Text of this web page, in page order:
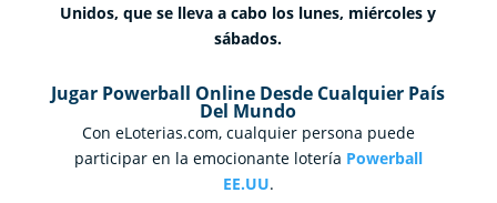
Unidos, que se lleva a cabo los lunes, miércoles y
sábados.
Jugar Powerball Online Desde Cualquier País
Del Mundo
Con eLoterias.com, cualquier persona puede
participar en la emocionante lotería Powerball
EE.UU.